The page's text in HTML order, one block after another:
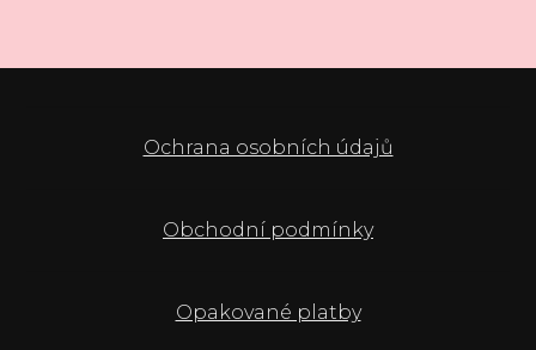
Ochrana osobních údajů
Obchodní podmínky
Opakované platby